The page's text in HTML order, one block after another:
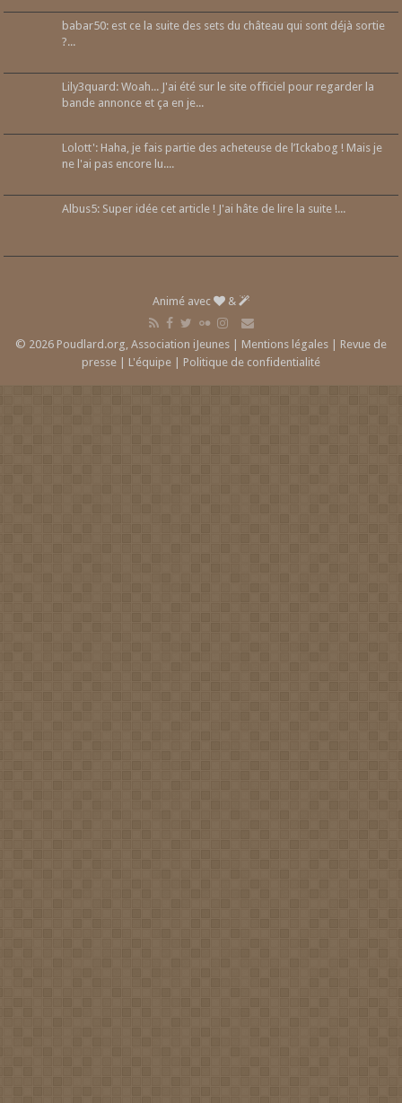
babar50: est ce la suite des sets du château qui sont déjà sortie
?...
Lily3quard: Woah... J'ai été sur le site officiel pour regarder la
bande annonce et ça en je...
Lolott': Haha, je fais partie des acheteuse de l’Ickabog ! Mais je
ne l'ai pas encore lu....
Albus5: Super idée cet article ! J'ai hâte de lire la suite !...
Animé avec &
© 2026 Poudlard.org, Association iJeunes | Mentions légales | Revue de
presse | L'équipe | Politique de confidentialité